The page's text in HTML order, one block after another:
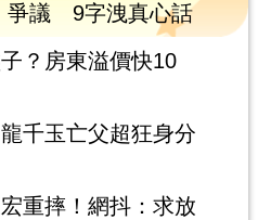
爭議 9字洩真心話
？房東溢價快10
千玉亡父超狂身分
重摔！網抖：求放